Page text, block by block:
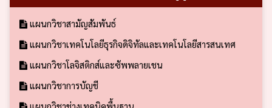
แผนกวิชาสามัญสัมพันธ์
แผนกวิชาเทคโนโลยีธุรกิจดิจิทัลและเทคโนโลยีสารสนเทศ
แผนกวิชาโลจิสติกส์และซัพพลายเชน
แผนกวิชาการบัญชี